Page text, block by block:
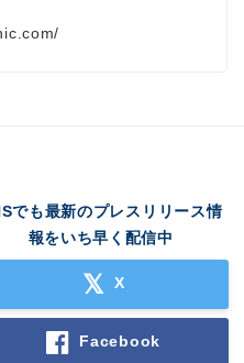
でも最新のプレスリリース情
報をいち早く配信中
X
Facebook